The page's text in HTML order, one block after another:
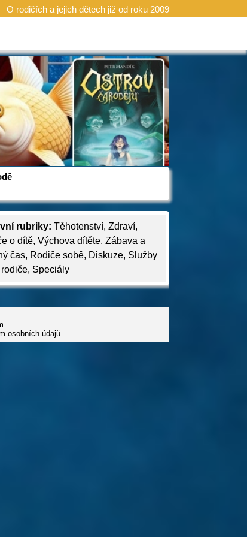
O rodičích a jejich dětech již od roku 2009
rubriky: Těhotenství, Zdraví,
o dítě, Výchova dítěte, Zábava a
čas, Rodiče sobě, Diskuze, Služby
rodiče, Speciály
osobních údajů